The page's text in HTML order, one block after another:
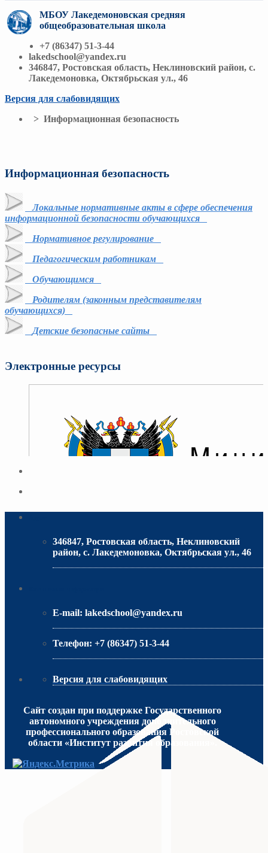
МБОУ Лакедемоновская средняя
общеобразовательная школа
+7 (86347) 51-3-44
lakedschool@yandex.ru
346847, Ростовская область, Неклиновский район, с.
Лакедемоновка, Октябрьская ул., 46
Версия для слабовидящих
> Информационная безопасность
Информационная безопасность
Локальные нормативные акты в сфере обеспечения
информационной безопасности обучающихся
Нормативное регулирование
Педагогическим работникам
Обучающимся
Родителям (законным представителям
обучающихся)
Детские безопасные сайты
Электронные ресурсы
МИНИСТЕРСТВО ПРОСВЕЩЕНИЯ
346847, Ростовская область, Неклиновский
район, с. Лакедемоновка, Октябрьская ул., 46
E-mail: lakedschool@yandex.ru
Телефон: +7 (86347) 51-3-44
Версия для слабовидящих
Сайт создан при поддержке Государственного
автономного учреждения дополнительного
профессионального образования Ростовской
области «Институт развития образования».